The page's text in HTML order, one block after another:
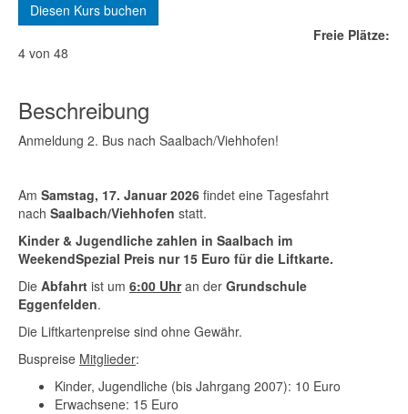
Diesen Kurs buchen
Freie Plätze:
4 von 48
Beschreibung
Anmeldung 2. Bus nach Saalbach/Viehhofen!
Am Samstag, 17. Januar 2026 findet eine Tagesfahrt
nach Saalbach/Viehhofen statt.
Kinder & Jugendliche zahlen in Saalbach im
WeekendSpezial Preis nur 15 Euro für die Liftkarte.
Die Abfahrt ist um 6:00 Uhran der Grundschule
Eggenfelden.
Die Liftkartenpreise sind ohne Gewähr.
Buspreise Mitglieder:
Kinder, Jugendliche (bis Jahrgang 2007): 10 Euro
Erwachsene: 15 Euro